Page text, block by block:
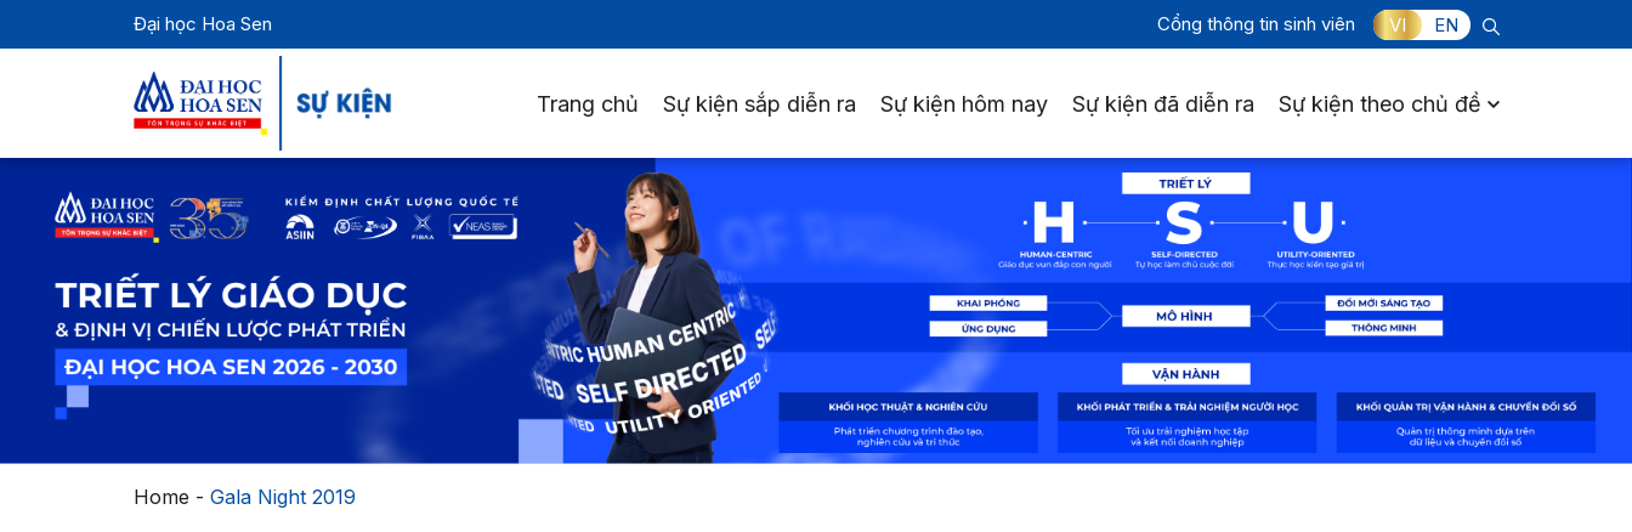
Đại học Hoa Sen Cổng thông tin sinh viên VI EN
Trang chủ Sự kiện sắp diễn ra Sự kiện hôm nay Sự kiện đã diễn ra Sự kiện theo chủ đề
Home - Gala Night 2019